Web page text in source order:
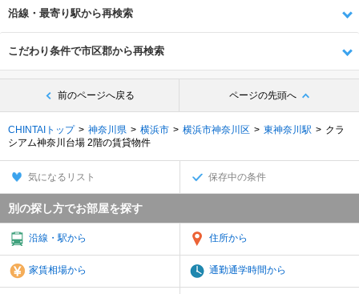
沿線・最寄り駅から再検索
こだわり条件で市区郡から再検索
前のページへ戻る ページの先頭へ
CHINTAIトップ 神奈川県 横浜市 横浜市神奈川区 東神奈川駅
クラ
シアム神奈川台場 2階の賃貸物件
気になるリスト 保存中の条件
別の探し方でお部屋を探す
沿線・駅から 住所から
家賃相場から 通勤通学時間から